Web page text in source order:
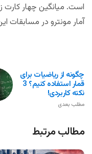
آمار مونترو در
چگونه از ریاضیات برای
قمار استفاده کنیم؟ 3
نکته کاربردی!
مطلب بعدی
مطالب مرتبط